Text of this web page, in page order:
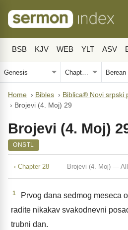
BSB KJV WEB YLT ASV
Home › Bibles › Biblica® Novi srpski
› Brojevi (4. Moj) 29
Brojevi (4. Moj)
ONSTL
‹ Chapter 28 Brojevi (4. Moj) —
1
Prvog dana sedmog meseca
radite nikakav svakodnevni
trubni dan.